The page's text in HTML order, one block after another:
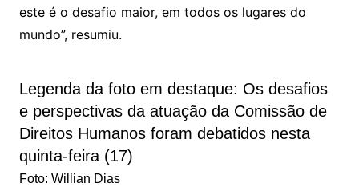
este é o desafio maior, em todos os lugares do
mundo”, resumiu.
Legenda da foto em destaque: Os desafios
e perspectivas da atuação da Comissão de
Direitos Humanos foram debatidos nesta
quinta-feira (17)
Foto: Willian Dias